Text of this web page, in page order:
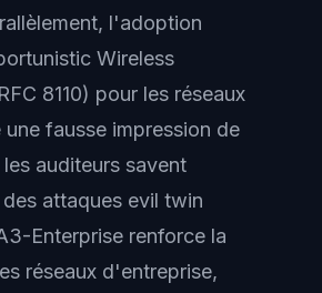
l'adoption
Wireless
8110) pour les réseaux
fausse impression de
auditeurs savent
attaques evil twin
Enterprise renforce la
réseaux d'entreprise,